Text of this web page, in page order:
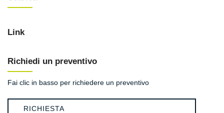
Link
Richiedi un preventivo
Fai clic in basso per richiedere un preventivo
RICHIESTA